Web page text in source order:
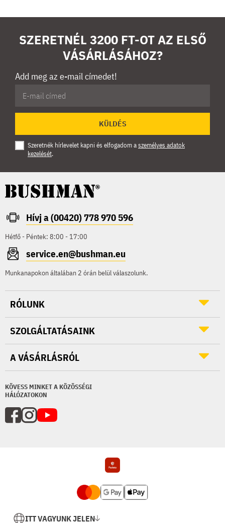
SZERETNÉL 3200 FT-OT AZ ELSŐ
VÁSÁRLÁSÁHOZ?
Add meg az e-mail címedet!
KÜLDÉS
Szeretnék hírlevelet kapni és elfogadom aszemélyes adatok
kezelését.
Hívj a (00420) 778 970 596
Hétfő - Péntek: 8:00 - 17:00
service.en@bushman.eu
Munkanapokon általában 2 órán belül válaszolunk.
KÖVESS MINKET A KÖZÖSSÉGI
HÁLÓZATOKON
RÓLUNK
SZOLGÁLTATÁSAINK
A VÁSÁRLÁSRÓL
ITT VAGYUNK JELEN